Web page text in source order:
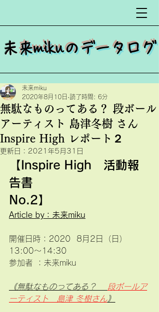
​未来mikuのデータログ
無駄なものってある？ 段ボール
アーティスト 島津冬樹 さん
Inspire High レポート２
未来miku
2020年8月10日 読了時間: 6分
更新日： 2021年5月31日
【Inspire High　活動報
告書
No.2】
Article by：未来miku
開催日時：2020  8月2日（日）
13:00〜14:30
参加者 ：未来miku
｟無駄なものってある？
段ボールア
ーティスト　島津 冬樹さん｠